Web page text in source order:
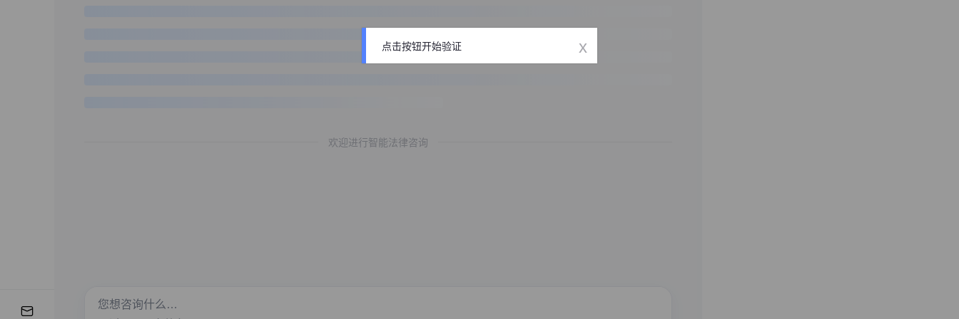
欢迎进行智能法律咨询
点击按钮开始验证 x